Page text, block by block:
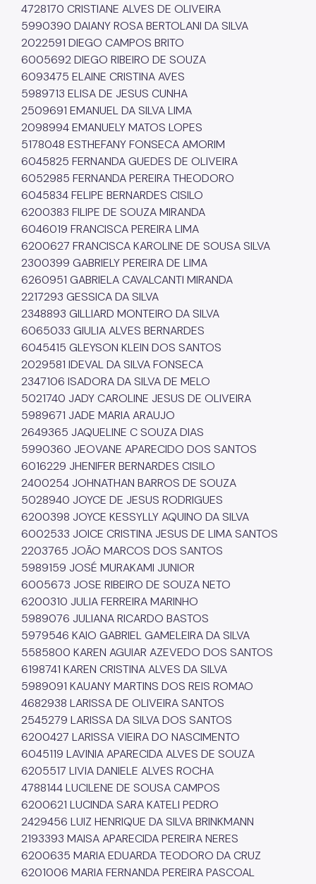
Quem é Quem
Links Úteis
4728170 CRISTIANE ALVES DE OLIVEIRA
5990390 DAIANY ROSA BERTOLANI DA SILVA
2022591 DIEGO CAMPOS BRITO
6005692 DIEGO RIBEIRO DE SOUZA
6093475 ELAINE CRISTINA AVES
5989713 ELISA DE JESUS CUNHA
2509691 EMANUEL DA SILVA LIMA
2098994 EMANUELY MATOS LOPES
5178048 ESTHEFANY FONSECA AMORIM
6045825 FERNANDA GUEDES DE OLIVEIRA
6052985 FERNANDA PEREIRA THEODORO
6045834 FELIPE BERNARDES CISILO
6200383 FILIPE DE SOUZA MIRANDA
6046019 FRANCISCA PEREIRA LIMA
6200627 FRANCISCA KAROLINE DE SOUSA SILVA
2300399 GABRIELY PEREIRA DE LIMA
6260951 GABRIELA CAVALCANTI MIRANDA
2217293 GESSICA DA SILVA
2348893 GILLIARD MONTEIRO DA SILVA
6065033 GIULIA ALVES BERNARDES
6045415 GLEYSON KLEIN DOS SANTOS
2029581 IDEVAL DA SILVA FONSECA
2347106 ISADORA DA SILVA DE MELO
5021740 JADY CAROLINE JESUS DE OLIVEIRA
5989671 JADE MARIA ARAUJO
2649365 JAQUELINE C SOUZA DIAS
5990360 JEOVANE APARECIDO DOS SANTOS
6016229 JHENIFER BERNARDES CISILO
2400254 JOHNATHAN BARROS DE SOUZA
5028940 JOYCE DE JESUS RODRIGUES
6200398 JOYCE KESSYLLY AQUINO DA SILVA
6002533 JOICE CRISTINA JESUS DE LIMA SANTOS
2203765 JOÃO MARCOS DOS SANTOS
5989159 JOSÉ MURAKAMI JUNIOR
6005673 JOSE RIBEIRO DE SOUZA NETO
6200310 JULIA FERREIRA MARINHO
5989076 JULIANA RICARDO BASTOS
5979546 KAIO GABRIEL GAMELEIRA DA SILVA
5585800 KAREN AGUIAR AZEVEDO DOS SANTOS
6198741 KAREN CRISTINA ALVES DA SILVA
5989091 KAUANY MARTINS DOS REIS ROMAO
4682938 LARISSA DE OLIVEIRA SANTOS
2545279 LARISSA DA SILVA DOS SANTOS
6200427 LARISSA VIEIRA DO NASCIMENTO
6045119 LAVINIA APARECIDA ALVES DE SOUZA
6205517 LIVIA DANIELE ALVES ROCHA
4788144 LUCILENE DE SOUSA CAMPOS
6200621 LUCINDA SARA KATELI PEDRO
2429456 LUIZ HENRIQUE DA SILVA BRINKMANN
2193393 MAISA APARECIDA PEREIRA NERES
6200635 MARIA EDUARDA TEODORO DA CRUZ
6201006 MARIA FERNANDA PEREIRA PASCOAL